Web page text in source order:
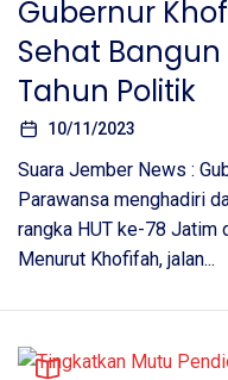
Gubernur
Sehat
Tahun Politik
10/11/2023
Suara Jember News :
Parawansa menghadiri
rangka HUT ke-78 Jatim
Menurut Khofifah, jalan...